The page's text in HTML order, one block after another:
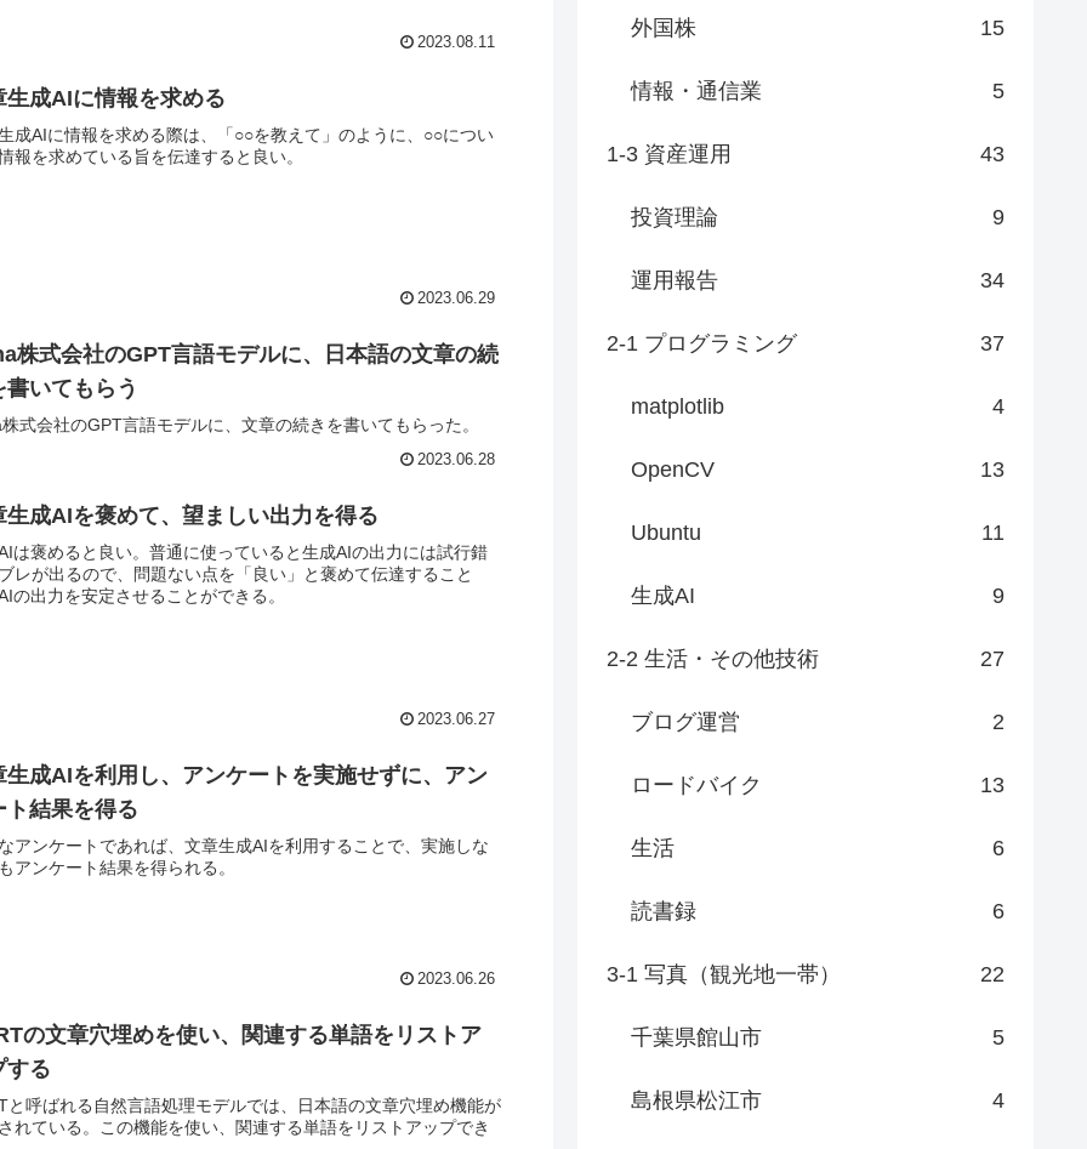
2023.08.11
生成AIに情報を求める
成AIに情報を求める際は、「○○を教えて」のように、○○につい
報を求めている旨を伝達すると良い。
2023.06.29
株式会社のGPT言語モデルに、日本語の文章の続
書いてもらう
式会社のGPT言語モデルに、文章の続きを書いてもらった。
2023.06.28
生成AIを褒めて、望ましい出力を得る
は褒めると良い。普通に使っていると生成AIの出力には試行錯
レが出るので、問題ない点を「良い」と褒めて伝達すること
の出力を安定させることができる。
2023.06.27
生成AIを利用し、アンケートを実施せずに、アン
ト結果を得る
アンケートであれば、文章生成AIを利用することで、実施しな
アンケート結果を得られる。
2023.06.26
の文章穴埋めを使い、関連する単語をリストア
する
と呼ばれる自然言語処理モデルでは、日本語の文章穴埋め機能が
れている。この機能を使い、関連する単語をリストアップでき
外国株 15
情報・通信業 5
1-3 資産運用 43
投資理論 9
運用報告 34
2-1 プログラミング 37
matplotlib 4
OpenCV 13
Ubuntu 11
生成AI 9
2-2 生活・その他技術 27
ブログ運営 2
ロードバイク 13
生活 6
読書録 6
3-1 写真（観光地一帯） 22
千葉県館山市 5
島根県松江市 4